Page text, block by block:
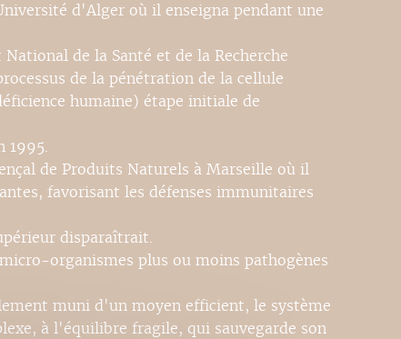
d'Alger où il enseigna pendant une
de la Santé et de la Recherche
de la pénétration de la cellule
humaine) étape initiale de
1995.
de Produits Naturels à Marseille où il
favorisant les défenses immunitaires
disparaîtrait.
organismes plus ou moins pathogènes
muni d'un moyen efficient, le système
à l'équilibre fragile, qui sauvegarde son